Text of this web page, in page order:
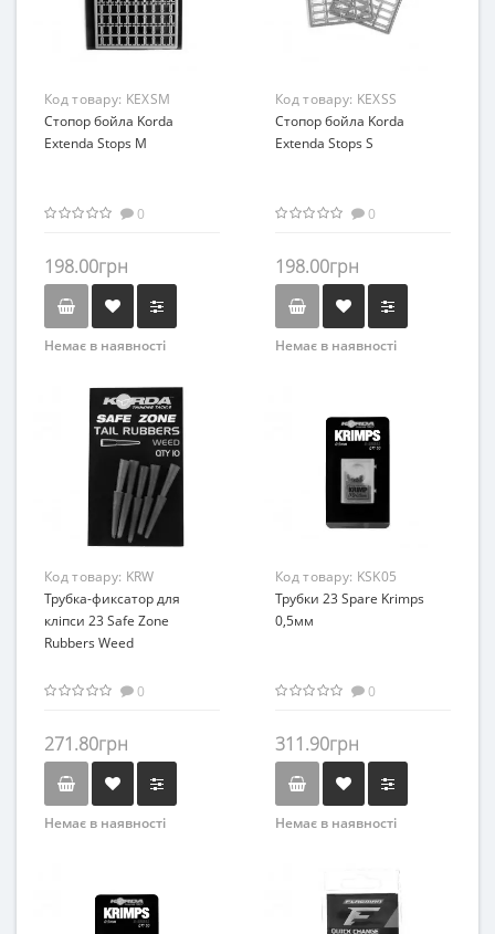
Код товару: KEXSM
Стопор бойла Korda
Extenda Stops M
0
198.00грн
Немає в наявності
Код товару: KEXSS
Стопор бойла Korda
Extenda Stops S
0
198.00грн
Немає в наявності
Код товару: KRW
Трубка-фиксатор для
кліпси 23 Safe Zone
Rubbers Weed
0
271.80грн
Немає в наявності
Код товару: KSK05
Трубки 23 Spare Krimps
0,5мм
0
311.90грн
Немає в наявності